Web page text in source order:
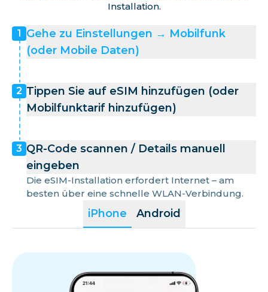
Installation.
iPhone Android
1 Gehe zu Einstellungen → Mobilfunk
(oder Mobile Daten)
2 Tippen Sie auf eSIM hinzufügen (oder
Mobilfunktarif hinzufügen)
3 QR-Code scannen / Details manuell
eingeben
Die eSIM-Installation erfordert Internet – am
besten über eine schnelle WLAN-Verbindung.